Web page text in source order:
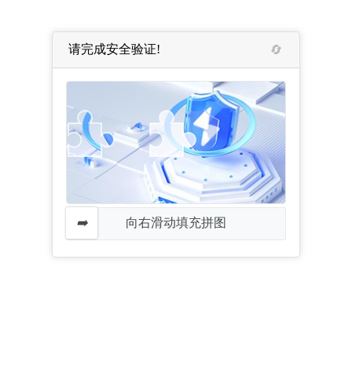
请完成安全验证!
向右滑动填充拼图